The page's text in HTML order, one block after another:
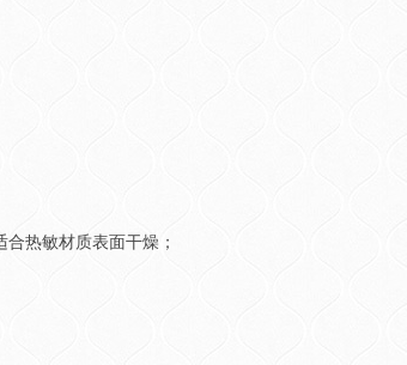
热敏材质表面干燥；